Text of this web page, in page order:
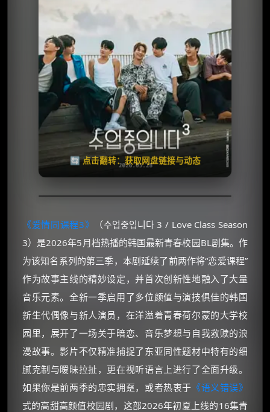
🔄 点击翻转：获取网盘链接与动态
失效请反馈
🧧️
天天领红包
《爱情同课程3》
（수업중입니다 3 / Love Class Season
3）是2026年5月档热播的韩国最新青春校园BL剧集。作
为该知名系列的第三季，本剧延续了前两作将“恋爱课程”
作为故事主线的精妙设定，并首次创新性地融入了大量
音乐元素。全新一季启用了多位颜值与演技俱佳的韩国
新生代偶像与新人演员，在洋溢着青春荷尔蒙的大学校
园里，展开了一场关于暗恋、音乐梦想与自我救赎的浪
漫故事。影片不仅精准捕捉了东亚同性题材中特有的细
腻克制与暧昧拉扯，更在视听语言上进行了全面升级。
如果你是前两季的忠实拥趸，或者热衷于 《语义错误》
式的高甜高颜值校园剧，这部2026年初夏上线的16集青